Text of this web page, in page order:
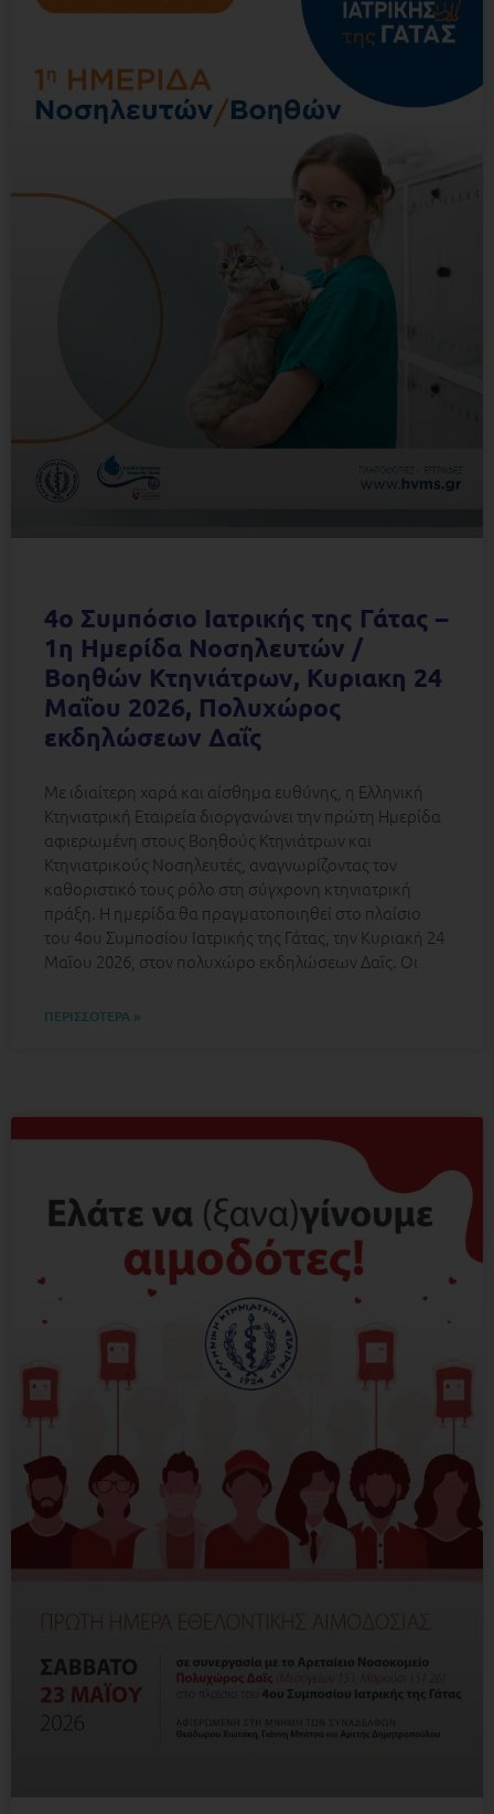
4ο Συμπόσιο Ιατρικής της Γάτας –
1η Ημερίδα Νοσηλευτών /
Βοηθών Κτηνιάτρων, Κυριακη 24
Μαΐου 2026, Πολυχώρος
εκδηλώσεων Δαΐς
Με ιδιαίτερη χαρά και αίσθημα ευθύνης, η Ελληνική
Κτηνιατρική Εταιρεία διοργανώνει την πρώτη Ημερίδα
αφιερωμένη στους Βοηθούς Κτηνιάτρων και
Κτηνιατρικούς Νοσηλευτές, αναγνωρίζοντας τον
καθοριστικό τους ρόλο στη σύγχρονη κτηνιατρική
πράξη. Η ημερίδα θα πραγματοποιηθεί στο πλαίσιο
του 4ου Συμποσίου Ιατρικής της Γάτας, την Κυριακή 24
Μαΐου 2026, στον πολυχώρο εκδηλώσεων Δαΐς. Οι
ΠΕΡΙΣΣΟΤΕΡΑ »